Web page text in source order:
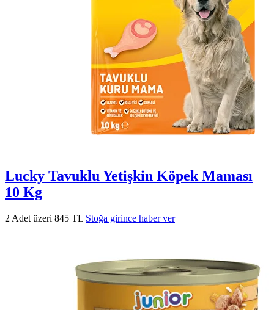
Lucky Tavuklu Yetişkin Köpek Maması
10 Kg
2 Adet üzeri 845 TL Stoğa girince haber ver